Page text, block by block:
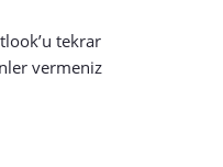
tekrar
vermeniz